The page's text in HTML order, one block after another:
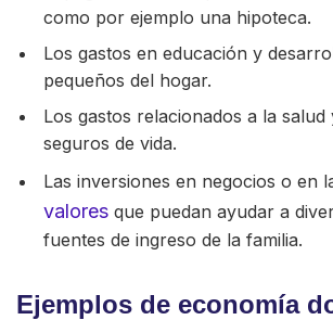
como por ejemplo una hipoteca.
Los gastos en educación y
pequeños del hogar.
Los gastos relacionados a la salud
seguros de vida.
Las inversiones en negocios o en
valoresque puedan ayudar a
fuentes de ingreso de la familia.
Ejemplos de economía